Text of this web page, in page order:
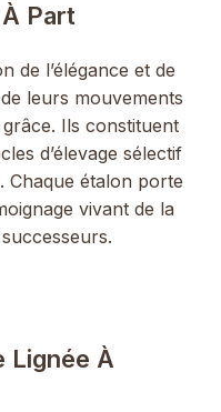
Part
de l’élégance et de
leurs mouvements
Ils constituent
d’élevage sélectif
Chaque étalon porte
vivant de la
Lignée À